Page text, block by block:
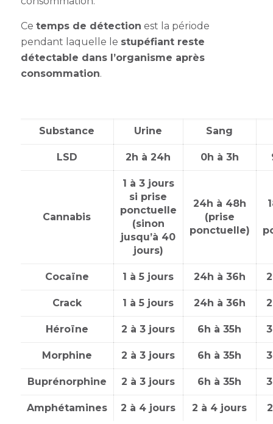
Ce temps de détection est la période
pendant laquelle le stupéfiant reste
détectable dans l’organisme après
consommation.
Substance Urine Sang
LSD 2h à 24h 0h à 3h
Cannabis
1 à 3 jours
si prise
ponctuelle
(sinon
jusqu’à 40
jours)
24h à 48h
(prise
ponctuelle)
Cocaïne 1 à 5 jours 24h à 36h
Crack 1 à 5 jours 24h à 36h
Héroïne 2 à 3 jours 6h à 35h
Morphine 2 à 3 jours 6h à 35h
Buprénorphine 2 à 3 jours 6h à 35h
Amphétamines 2 à 4 jours 2 à 4 jours